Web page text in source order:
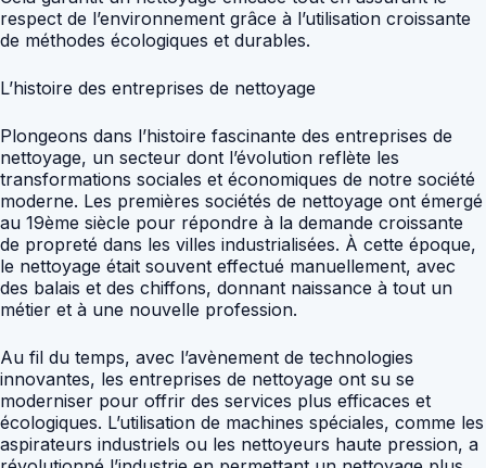
respect de l’environnement grâce à l’utilisation croissante
de méthodes écologiques et durables.
L’histoire des entreprises de nettoyage
Plongeons dans l’histoire fascinante des entreprises de
nettoyage, un secteur dont l’évolution reflète les
transformations sociales et économiques de notre société
moderne. Les premières sociétés de nettoyage ont émergé
au 19ème siècle pour répondre à la demande croissante
de propreté dans les villes industrialisées. À cette époque,
le nettoyage était souvent effectué manuellement, avec
des balais et des chiffons, donnant naissance à tout un
métier et à une nouvelle profession.
Au fil du temps, avec l’avènement de technologies
innovantes, les entreprises de nettoyage ont su se
moderniser pour offrir des services plus efficaces et
écologiques. L’utilisation de machines spéciales, comme les
aspirateurs industriels ou les nettoyeurs haute pression, a